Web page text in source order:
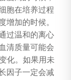
胞在培养过程
增加的时候。
过温和的离心
清质量可能会
化。如果用未
因子一定会减